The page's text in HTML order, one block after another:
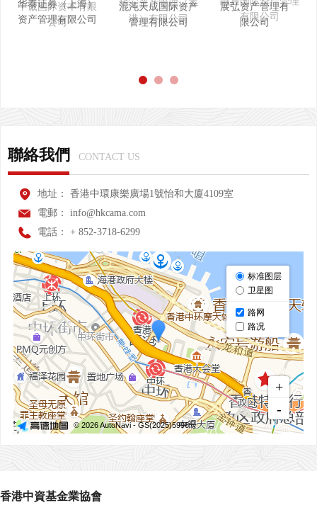
聯絡我們 CONTACT US
地址：
香港中環康樂廣場1號怡和大廈4109室
電郵：
info@hkcama.com
電話：
+ 852-3718-6299
华泰证券（上海）
资产管理有限公司
混沌天成国际资产
管理有限公司
展弘资产管理有
限公司
中诚国际资本有限
公司
华安资产管理（香
港）有限公司
有限公司
香港中資基金業協會